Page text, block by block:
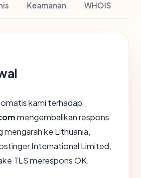
Keamanan WHOIS
kami terhadap
mengembalikan respons
mengarah ke Lithuania,
International Limited,
TLS merespons OK.